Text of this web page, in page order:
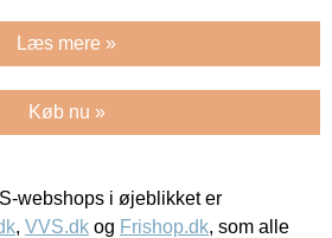
Læs mere »
Køb nu »
webshops i øjeblikket er
, VVS.dk og Frishop.dk, som alle